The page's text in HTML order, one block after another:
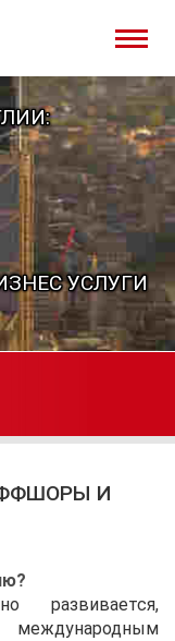
УСЛУГИ
И
развивается,
международным